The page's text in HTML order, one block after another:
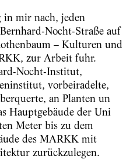
in mir nach, jeden
Nocht-Straße auf
– Kulturen und
zur Arbeit fuhr.
Nocht-Institut,
vorbeiradelte,
an Planten un
Hauptgebäude der Uni
Meter bis zu dem
des MARKK mit
zurückzulegen.